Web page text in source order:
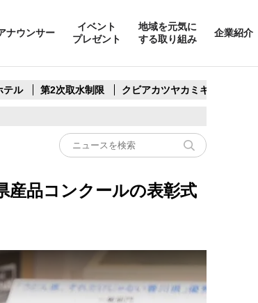
ナウンサー
イベント
プレゼント
地域を元気に
する取り組み
企業紹介
テル 第2次取水制限 クビアカツヤカミキリ
産品コンクールの表彰式